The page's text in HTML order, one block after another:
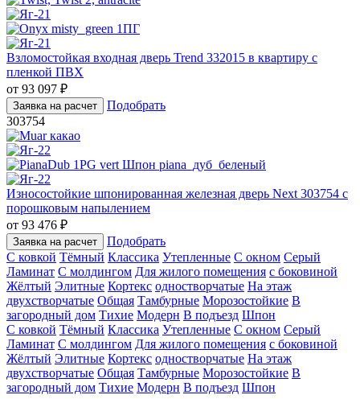
Взломостойкая входная дверь Trend 332015 в квартиру с
пленкой ПВХ
от 93 097 ₽
Заявка на расчет
Подобрать
303754
Износостойкие шпонированная железная дверь Next 303754 с
порошковым напылением
от 93 476 ₽
Заявка на расчет
Подобрать
С ковкой Тёмный Классика Утепленные С окном Серый
Ламинат С молдингом Для жилого помещения с боковиной
Жёлтый Элитные Кортекс одностворчатые На этаж
двухстворчатые Общая Тамбурные Морозостойкие В
загородный дом Тихие Модерн В подъезд Шпон
С ковкой Тёмный Классика Утепленные С окном Серый
Ламинат С молдингом Для жилого помещения с боковиной
Жёлтый Элитные Кортекс одностворчатые На этаж
двухстворчатые Общая Тамбурные Морозостойкие В
загородный дом Тихие Модерн В подъезд Шпон